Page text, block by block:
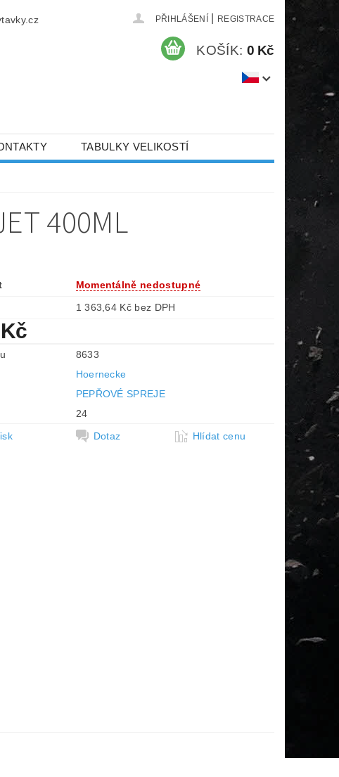
PŘIHLÁŠENÍ REGISTRACE
KOŠÍK: 0 Kč
TABULKY VELIKOSTÍ
400ML
Momentálně nedostupné
1 363,64 Kč bez DPH
8633
Hoernecke
PEPŘOVÉ SPREJE
24
Dotaz Hlídat cenu